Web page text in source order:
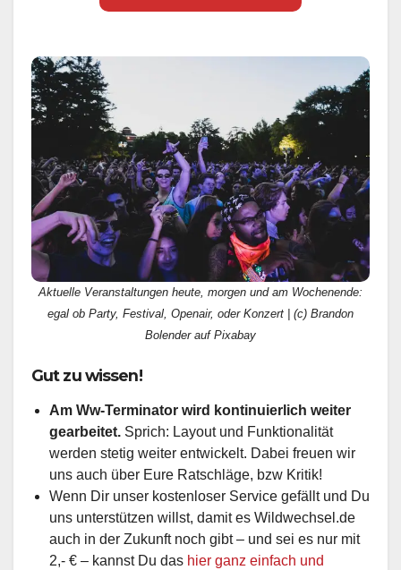
Aktuelle Veranstaltungen heute, morgen und am Wochenende:
egal ob Party, Festival, Openair, oder Konzert | (c) Brandon
Bolender auf Pixabay
Gut zu wissen!
Am Ww-Terminator wird kontinuierlich weiter
gearbeitet. Sprich: Layout und Funktionalität
werden stetig weiter entwickelt. Dabei freuen wir
uns auch über Eure Ratschläge, bzw Kritik!
Wenn Dir unser kostenloser Service gefällt und Du
uns unterstützen willst, damit es Wildwechsel.de
auch in der Zukunft noch gibt – und sei es nur mit
2,- € – kannst Du das hier ganz einfach und